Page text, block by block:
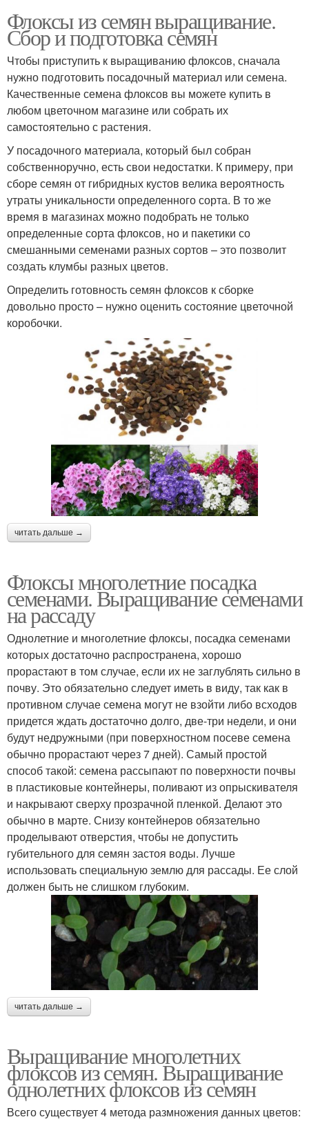
Флоксы из семян выращивание.
Сбор и подготовка семян
Чтобы приступить к выращиванию флоксов, сначала
нужно подготовить посадочный материал или семена.
Качественные семена флоксов вы можете купить в
любом цветочном магазине или собрать их
самостоятельно с растения.
У посадочного материала, который был собран
собственноручно, есть свои недостатки. К примеру, при
сборе семян от гибридных кустов велика вероятность
утраты уникальности определенного сорта. В то же
время в магазинах можно подобрать не только
определенные сорта флоксов, но и пакетики со
смешанными семенами разных сортов – это позволит
создать клумбы разных цветов.
Определить готовность семян флоксов к сборке
довольно просто – нужно оценить состояние цветочной
коробочки.
читать дальше →
Флоксы многолетние посадка
семенами. Выращивание семенами
на рассаду
Однолетние и многолетние флоксы, посадка семенами
которых достаточно распространена, хорошо
прорастают в том случае, если их не заглублять сильно в
почву. Это обязательно следует иметь в виду, так как в
противном случае семена могут не взойти либо всходов
придется ждать достаточно долго, две-три недели, и они
будут недружными (при поверхностном посеве семена
обычно прорастают через 7 дней). Самый простой
способ такой: семена рассыпают по поверхности почвы
в пластиковые контейнеры, поливают из опрыскивателя
и накрывают сверху прозрачной пленкой. Делают это
обычно в марте. Снизу контейнеров обязательно
проделывают отверстия, чтобы не допустить
губительного для семян застоя воды. Лучше
использовать специальную землю для рассады. Ее слой
должен быть не слишком глубоким.
читать дальше →
Выращивание многолетних
флоксов из семян. Выращивание
однолетних флоксов из семян
Всего существует 4 метода размножения данных цветов: